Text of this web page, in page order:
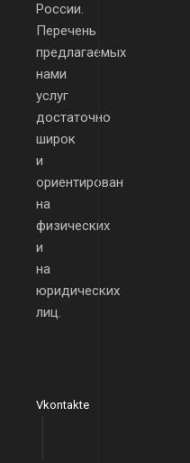
России.
Перечень
предлагаемых
нами
услуг
достаточно
широк
и
ориентирован
на
физических
и
на
юридических
лиц.
Vkontakte